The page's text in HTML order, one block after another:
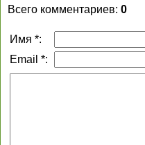
Всего комментариев: 0
Имя *:
Email *: